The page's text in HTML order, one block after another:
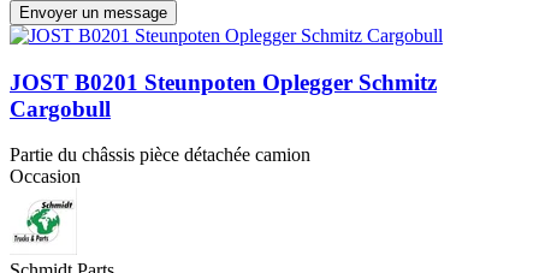
Envoyer un message
JOST B0201 Steunpoten Oplegger Schmitz
Cargobull
Partie du châssis pièce détachée camion
Occasion